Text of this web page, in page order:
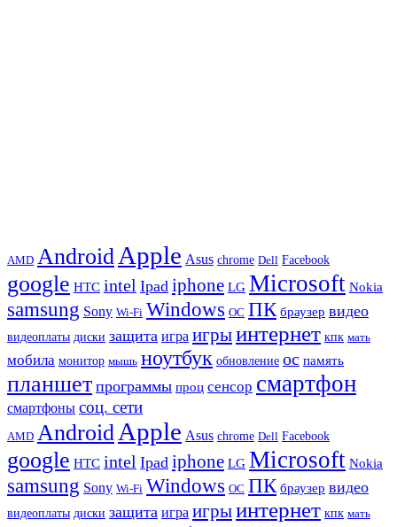
AMD Android Apple Asus chrome Dell Facebook
google HTC intel Ipad iphone LG Microsoft Nokia
samsung Sony Wi-Fi Windows ОС ПК браузер видео
видеоплаты диски защита игра игрыинтернет кпк мать
мобила монитор мышь ноутбук обновление ос память
планшет программы проц сенсор смартфон
смартфоны соц. сети
AMD Android Apple Asus chrome Dell Facebook
google HTC intel Ipad iphone LG Microsoft Nokia
samsung Sony Wi-Fi Windows ОС ПК браузер видео
видеоплаты диски защита игра игрыинтернет кпк мать